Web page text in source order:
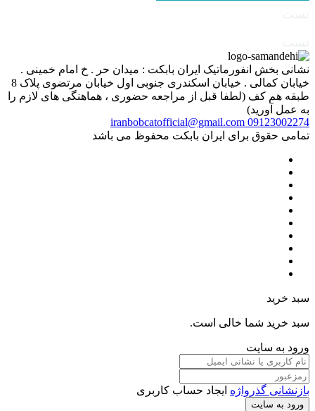
نشانی بخش انفورماتیک ایران بابکت : میدان حر . خ امام خمینی .
خیابان کمالی . خیابان اسکندری جنوبی اول خیابان مرتضوی پلاک 8
طبقه هم کف (لطفا قبل از مراجعه حضوری ، هماهنگی های لازم را
به عمل آورید)
09123002274
iranbobcatofficial@gmail.com
تمامی حقوق برای ایران بابکت محفوظ می باشد
سبد خرید
سبد خرید شما خالی است.
ورود به سایت
بازنشانی گذرواژه ایجاد حساب کاربری
ورود به سایت